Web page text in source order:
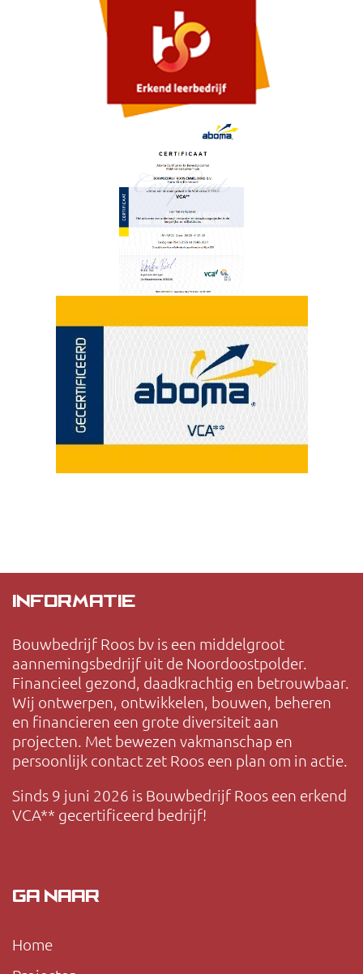
INFORMATIE
Bouwbedrijf Roos bv is een middelgroot
aannemingsbedrijf uit de Noordoostpolder.
Financieel gezond, daadkrachtig en betrouwbaar.
Wij ontwerpen, ontwikkelen, bouwen, beheren
en financieren een grote diversiteit aan
projecten. Met bewezen vakmanschap en
persoonlijk contact zet Roos een plan om in actie.
Sinds 9 juni 2026 is Bouwbedrijf Roos een erkend
VCA** gecertificeerd bedrijf!
GA NAAR
Home